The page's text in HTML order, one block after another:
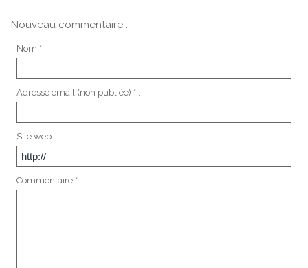
Nouveau commentaire :
Nom * :
Adresse email (non publiée) * :
Site web :
Commentaire * :